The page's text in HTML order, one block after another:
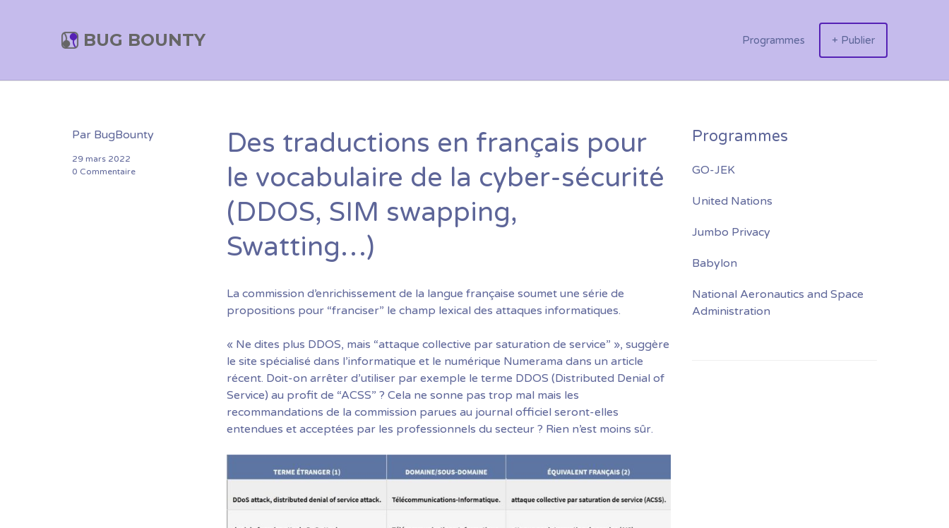
BUG BOUNTY Programmes + Publier
Par BugBounty
29 mars 2022
0 Commentaire
Des traductions en français pour
le vocabulaire de la cyber-sécurité
(DDOS, SIM swapping,
Swatting…)
La commission d’enrichissement de la langue française soumet une série de
propositions pour “franciser” le champ lexical des attaques informatiques.
« Ne dites plus DDOS, mais “attaque collective par saturation de service” », suggère
le site spécialisé dans l’informatique et le numérique Numerama dansun article
récent. Doit-on arrêter d’utiliser par exemple le terme DDOS (Distributed Denial of
Service) au profit de “ACSS” ? Cela ne sonne pas trop mal mais les
recommandations de la commission paruesau journal officiel seront-elles
entendues et acceptées par les professionnels du secteur ? Rien n’est moins sûr.
Programmes
GO-JEK
United Nations
Jumbo Privacy
Babylon
National Aeronautics and Space
Administration